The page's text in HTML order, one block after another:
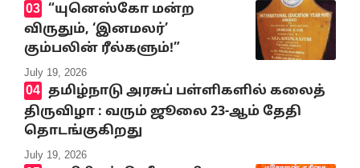
“யுனெஸ்கோ மன்ற
விருதும், ‘இனமலர்’
கும்பலின் ரீல்களும்!”
July 19, 2026
தமிழ்நாடு அரசுப் பள்ளிகளில் கலைத்
திருவிழா : வரும் ஜூலை 23-ஆம் தேதி
தொடங்குகிறது
July 19, 2026